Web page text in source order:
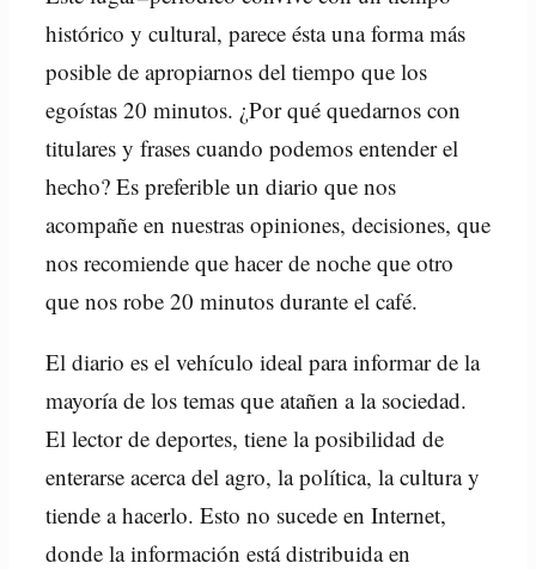
histórico y cultural, parece ésta una forma más
posible de apropiarnos del tiempo que los
egoístas 20 minutos. ¿Por qué quedarnos con
titulares y frases cuando podemos entender el
hecho? Es preferible un diario que nos
acompañe en nuestras opiniones, decisiones, que
nos recomiende que hacer de noche que otro
que nos robe 20 minutos durante el café.
El diario es el vehículo ideal para informar de la
mayoría de los temas que atañen a la sociedad.
El lector de deportes, tiene la posibilidad de
enterarse acerca del agro, la política, la cultura y
tiende a hacerlo. Esto no sucede en Internet,
donde la información está distribuida en